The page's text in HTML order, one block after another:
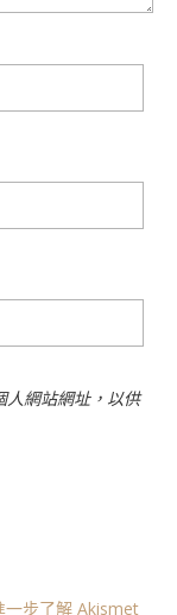
人網站網址，以供
一步了解 Akismet